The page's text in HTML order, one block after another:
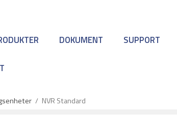
DOKUMENT SUPPORT
/ NVR Standard